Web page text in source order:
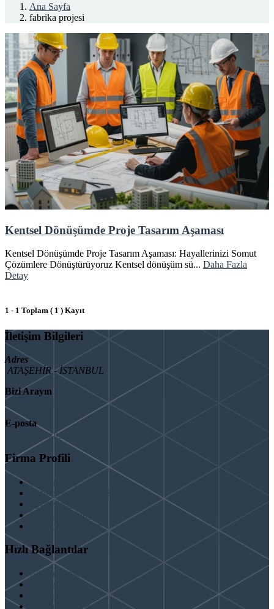
Ana Sayfa
fabrika projesi
Kentsel Dönüşümde Proje Tasarım Aşaması
Kentsel Dönüşümde Proje Tasarım Aşaması: Hayallerinizi Somut
Çözümlere Dönüştürüyoruz Kentsel dönüşüm sü... Daha Fazla
Detay
1 - 1 Toplam ( 1 ) Kayıt
İletişim Bilgileri
Adres
ATAŞEHİR - İSTANBUL
Bizi Arayın
E-posta
info@binaguclendir.com
Firma Profili
Hakkımızda
Hizmet Verdiğimiz Bölgeler
Paydaşlarımız
İş Birliği Teklifleri
Şartlar ve Koşullar
Hızlı Bağlantılar
Güçlendirme
Hizmetlerimiz
Test & Analiz & Rapor